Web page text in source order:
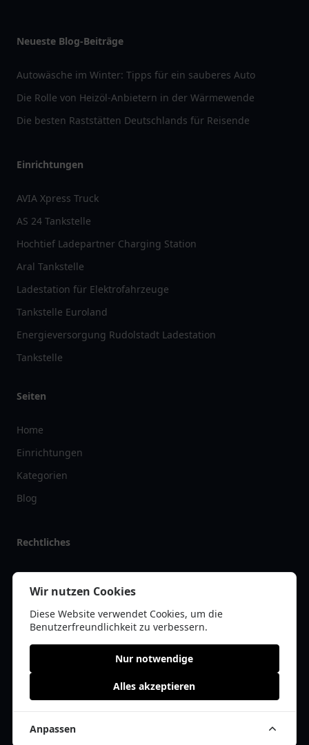
Neueste Blog-Beiträge
Autowäsche im Winter: Tipps für ein sauberes Auto
Die Rolle von Heizöl-Anbietern in der Wärmewende
Die besten Raststätten Deutschlands für Reisende
Einrichtungen
AVIA Xpress Truck
AS 24 Tankstelle
Hochtief Ladepartner Charging Station
Aral Tankstelle
Ladestation für Elektrofahrzeuge
Tankstelle Euroland
Energieversorgung Rudolstadt Ladestation
Tankstelle
Seiten
Home
Einrichtungen
Kategorien
Blog
Rechtliches
Impressum
Datenschutz
Kontakt
© 2026 tanklist.de | Alle Rechte vorbehalten | * =Affiliate-Links /
Cookie Einwilligung anpassen
Wir nutzen Cookies
Diese Website verwendet Cookies, um die
Benutzerfreundlichkeit zu verbessern.
Nur notwendige
Alles akzeptieren
Anpassen